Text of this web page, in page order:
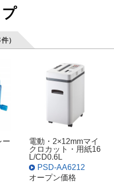
件）
ー
電動・2×12mmマイ
クロカット・用紙16
L/CD0.6L
PSD-AA6212
オープン価格